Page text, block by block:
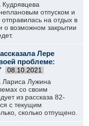
отпуском и
на отдых в
о возможном закрытии
Лере
проблеме:
08.10.2021
Лариса Лужина
со своим
из рассказа 82-
с текущим
сколько отпущено.